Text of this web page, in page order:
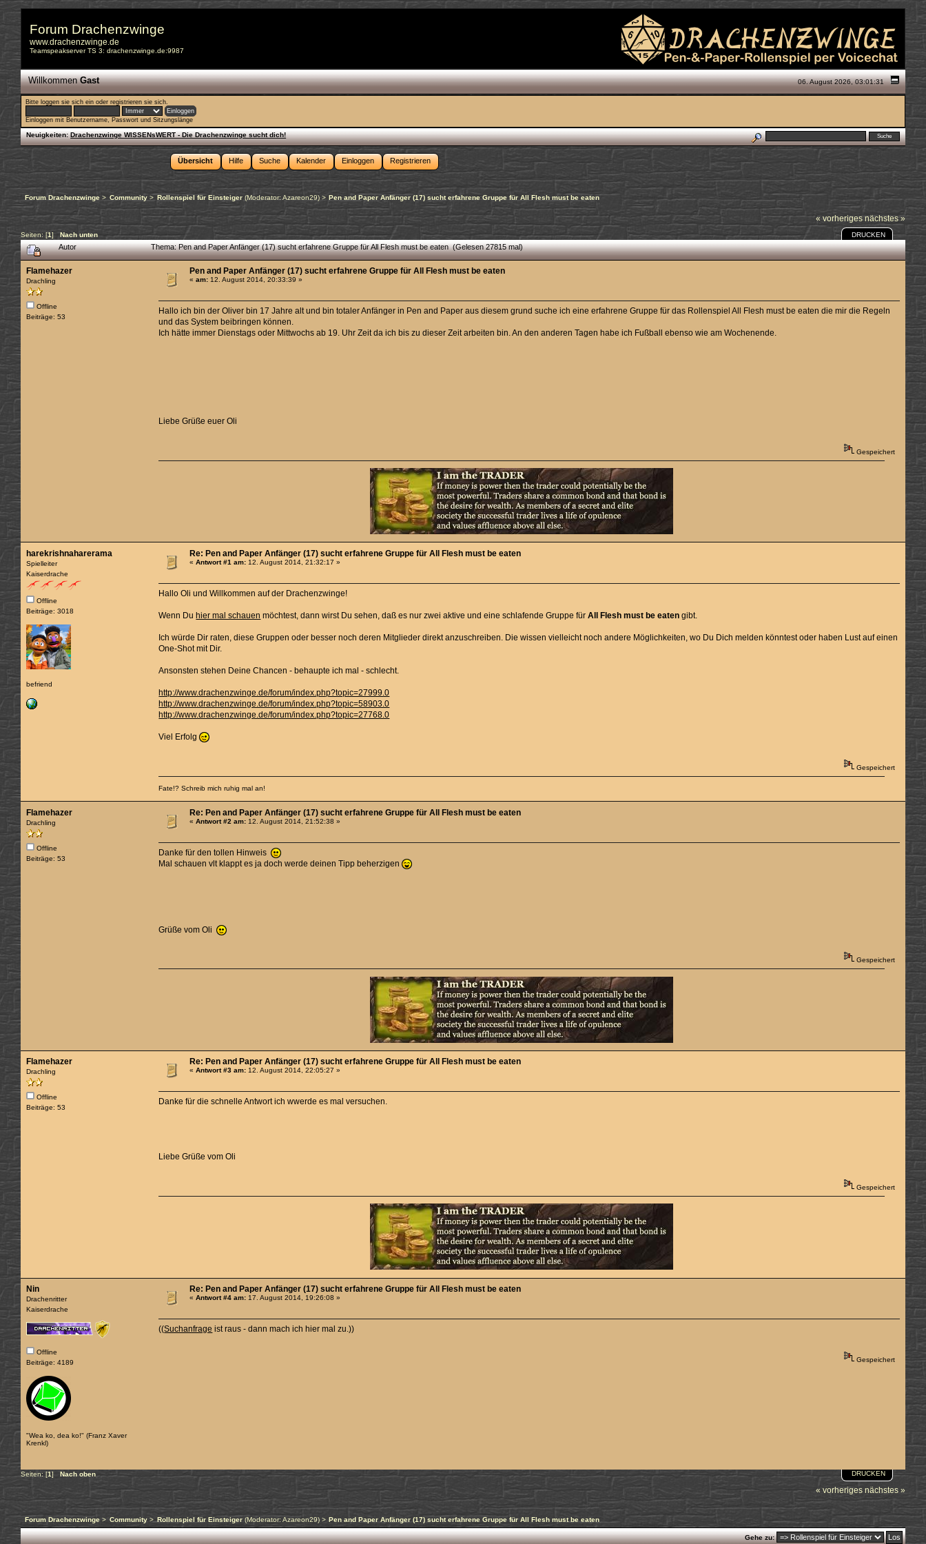
Forum Drachenzwinge
www.drachenzwinge.de
Teamspeakserver TS 3: drachenzwinge.de:9987
06. August 2026, 03:01:31
WillkommenGast
Bitte loggen sie sich ein oderregistrieren sie sich.
Einloggen mit Benutzername, Passwort und Sitzungslänge
Neuigkeiten: Drachenzwinge WISSENsWERT - Die Drachenzwinge sucht dich!
Übersicht Hilfe Suche Kalender Einloggen Registrieren
Forum Drachenzwinge > Community> Rollenspiel für Einsteiger(Moderator:Azareon29) > Pen and Paper Anfänger (17) sucht erfahrene Gruppe für All Flesh must be eaten
« vorheriges nächstes »
Seiten: [1] Nach unten DRUCKEN
Autor Thema: Pen and Paper Anfänger (17) sucht erfahrene Gruppe für All Flesh must be eaten (Gelesen 27815 mal)
Flamehazer
Drachling
Offline
Beiträge: 53
Pen and Paper Anfänger (17) sucht erfahrene Gruppe für All Flesh must be eaten
«am: 12. August 2014, 20:33:39 »
Hallo ich bin der Oliver bin 17 Jahre alt und bin totaler Anfänger in Pen and Paper aus diesem grund suche ich eine erfahrene Gruppe für das Rollenspiel All Flesh must be eaten die mir die Regeln
und das System beibringen können.
Ich hätte immer Dienstags oder Mittwochs ab 19. Uhr Zeit da ich bis zu dieser Zeit arbeiten bin. An den anderen Tagen habe ich Fußball ebenso wie am Wochenende.
Liebe Grüße euer Oli
Gespeichert
harekrishnaharerama
Spielleiter
Kaiserdrache
Offline
Beiträge: 3018
befriend
Re: Pen and Paper Anfänger (17) sucht erfahrene Gruppe für All Flesh must be eaten
«Antwort #1 am: 12. August 2014, 21:32:17 »
Hallo Oli und Willkommen auf der Drachenzwinge!
Wenn Duhier mal schauen möchtest, dann wirst Du sehen, daß es nur zwei aktive und eine schlafende Gruppe fürAll Flesh must be eaten gibt.
Ich würde Dir raten, diese Gruppen oder besser noch deren Mitglieder direkt anzuschreiben. Die wissen vielleicht noch andere Möglichkeiten, wo Du Dich melden könntest oder haben Lust auf einen
One-Shot mit Dir.
Ansonsten stehen Deine Chancen - behaupte ich mal - schlecht.
http://www.drachenzwinge.de/forum/index.php?topic=27999.0
http://www.drachenzwinge.de/forum/index.php?topic=58903.0
http://www.drachenzwinge.de/forum/index.php?topic=27768.0
Viel Erfolg
Gespeichert
Fate!? Schreib mich ruhig mal an!
Flamehazer
Drachling
Offline
Beiträge: 53
Re: Pen and Paper Anfänger (17) sucht erfahrene Gruppe für All Flesh must be eaten
«Antwort #2 am: 12. August 2014, 21:52:38 »
Danke für den tollen Hinweis
Mal schauen vlt klappt es ja doch werde deinen Tipp beherzigen
Grüße vom Oli
Gespeichert
Flamehazer
Drachling
Offline
Beiträge: 53
Re: Pen and Paper Anfänger (17) sucht erfahrene Gruppe für All Flesh must be eaten
«Antwort #3 am: 12. August 2014, 22:05:27 »
Danke für die schnelle Antwort ich wwerde es mal versuchen.
Liebe Grüße vom Oli
Gespeichert
Nin
Drachenritter
Kaiserdrache
Offline
Beiträge: 4189
"Wea ko, dea ko!" (Franz Xaver
Krenkl)
Re: Pen and Paper Anfänger (17) sucht erfahrene Gruppe für All Flesh must be eaten
«Antwort #4 am: 17. August 2014, 19:26:08 »
((Suchanfrage ist raus - dann mach ich hier mal zu.))
Gespeichert
DRUCKEN
Seiten: [1] Nach oben
« vorheriges nächstes »
Forum Drachenzwinge > Community> Rollenspiel für Einsteiger(Moderator: Azareon29) > Pen and Paper Anfänger (17) sucht erfahrene Gruppe für All Flesh must be eaten
Gehe zu: